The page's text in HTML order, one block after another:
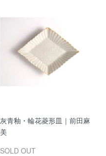
灰青釉・輪花菱形皿｜前田麻
美
SOLD OUT